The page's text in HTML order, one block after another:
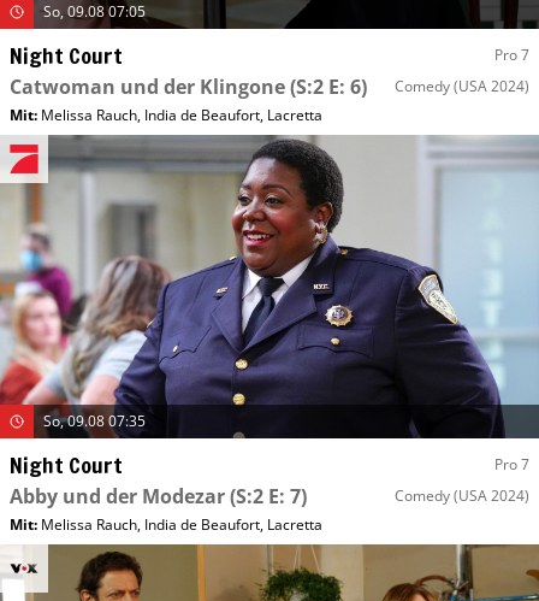
So, 09.08 07:05
Night Court Pro 7
Catwoman und der Klingone(S:2 E: 6) Comedy(USA 2024)
Mit: Melissa Rauch, India de Beaufort, Lacretta
So, 09.08 07:35
Night Court Pro 7
Abby und der Modezar(S:2 E: 7) Comedy(USA 2024)
Mit: Melissa Rauch, India de Beaufort, Lacretta